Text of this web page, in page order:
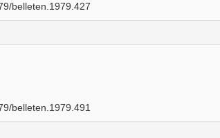
belleten.1979.427
belleten.1979.491